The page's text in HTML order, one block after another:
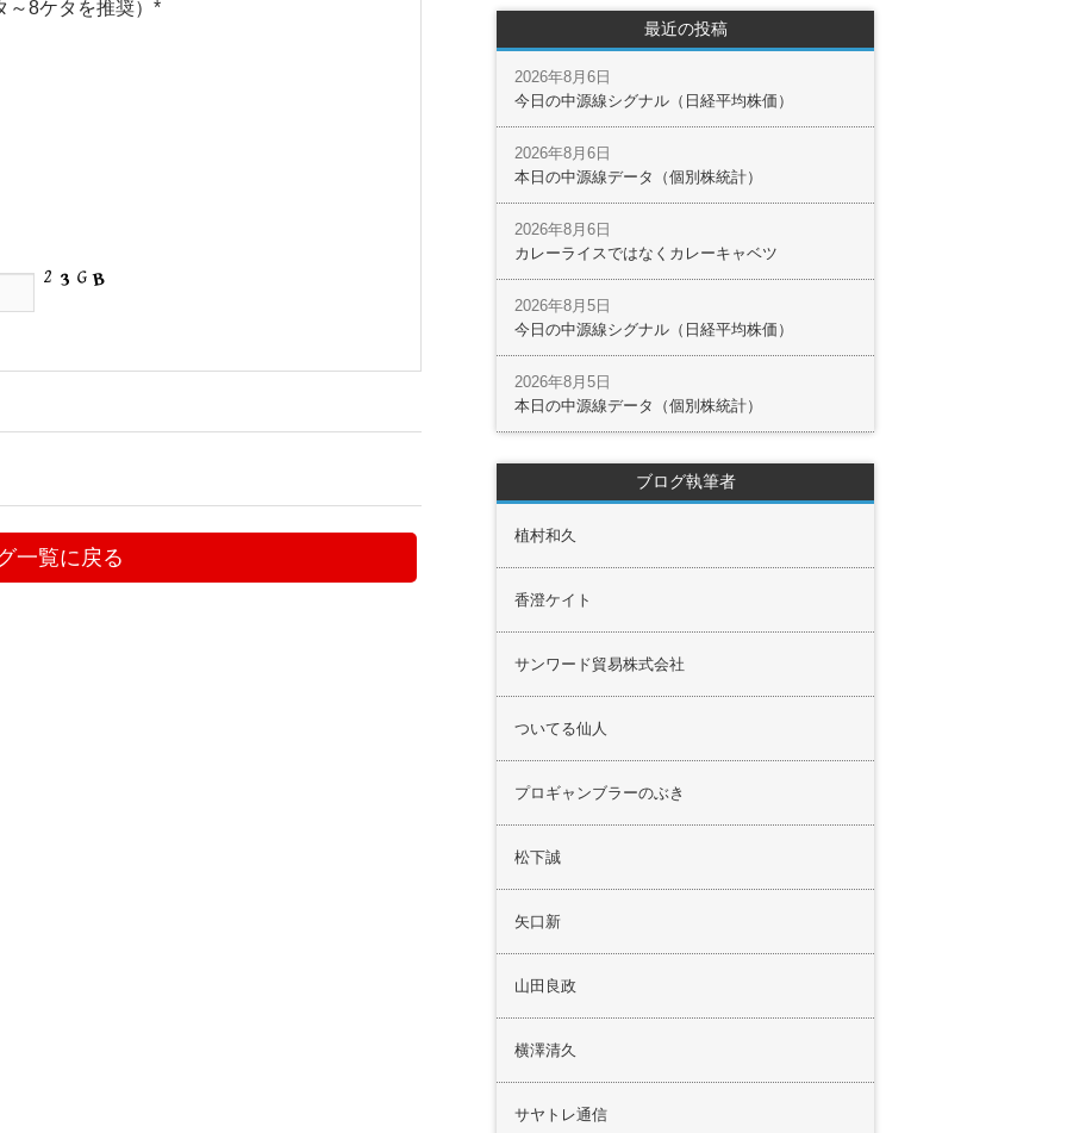
8ケタを推奨） *
一覧に戻る
最近の投稿
今日の中源線シグナル（日経平均株価）
2026年8月6日
本日の中源線データ（個別株統計）
2026年8月6日
カレーライスではなくカレーキャベツ
2026年8月6日
今日の中源線シグナル（日経平均株価）
2026年8月5日
本日の中源線データ（個別株統計）
2026年8月5日
ブログ執筆者
植村和久
香澄ケイト
サンワード貿易株式会社
ついてる仙人
プロギャンブラーのぶき
松下誠
矢口新
山田良政
横澤清久
サヤトレ通信